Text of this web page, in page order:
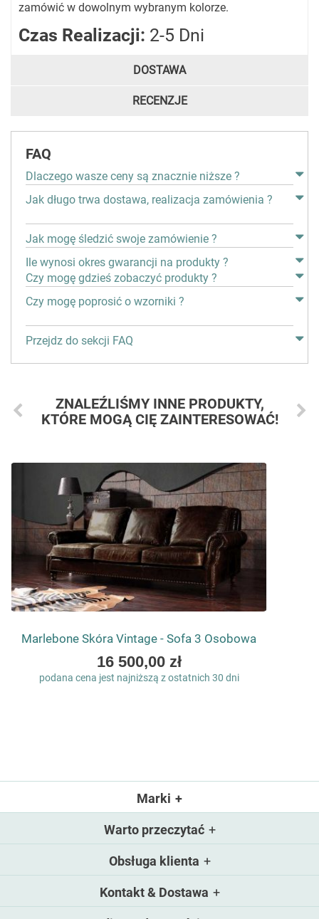
zamówić w dowolnym wybranym kolorze.
Czas Realizacji: 2-5 Dni
DOSTAWA
RECENZJE
FAQ
Dlaczego wasze ceny są znacznie niższe ?
Jak długo trwa dostawa, realizacja zamówienia ?
Jak mogę śledzić swoje zamówienie ?
Ile wynosi okres gwarancji na produkty ?
Czy mogę gdzieś zobaczyć produkty ?
Czy mogę poprosić o wzorniki ?
Przejdz do sekcji FAQ
ZNALEŹLIŚMY INNE PRODUKTY,
KTÓRE MOGĄ CIĘ ZAINTERESOWAĆ!
Marlebone Skóra Vintage - Sofa 3 Osobowa
As
low
16 500,00 zł
podana cena jest najniższą z ostatnich 30 dni
Marki
Warto przeczytać
Obsługa klienta
Kontakt & Dostawa